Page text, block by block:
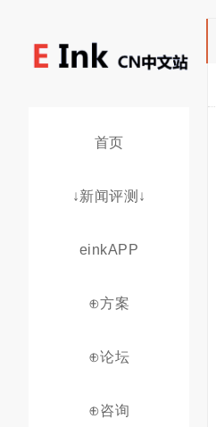
首页
↓新闻评测↓
einkAPP
⊕方案
⊕论坛
⊕咨询